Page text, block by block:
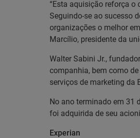
“Esta aquisição reforça
Seguindo-se ao sucesso
organizações o melhor
Marcílio, presidente da
Walter Sabini Jr.,
companhia, bem como
serviços de marketing da
No ano terminado em 31
foi adquirida de seu
Experian